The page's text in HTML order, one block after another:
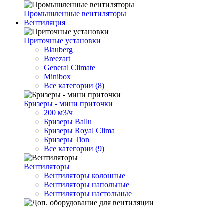
Промышленные вентиляторы
Вентиляция
Приточные установки
Blauberg
Breezart
General Climate
Minibox
Все категории (8)
Бризеры - мини приточки
200 м3/ч
Бризеры Ballu
Бризеры Royal Clima
Бризеры Tion
Все категории (9)
Вентиляторы
Вентиляторы колонные
Вентиляторы напольные
Вентиляторы настольные